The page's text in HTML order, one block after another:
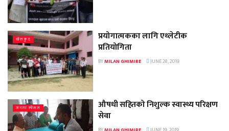
खेलकुद
प्रयोगात्मकका लागि एथ्लेटीक
प्रतियोगिता
BYMILAN GHIMIRE JUNE 28, 2019
जनता स्पेसल
औषधी सहितको निशुल्क स्वास्थ्य परिक्षण
सेवा